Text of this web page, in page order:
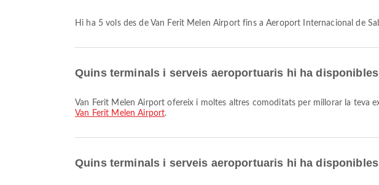
Hi ha 5 vols des de Van Ferit Melen Airport fins a Aeroport Internacional de
Quins terminals i serveis aeroportuaris hi ha
Van Ferit Melen Airport ofereix i moltes altres comoditats per millorar la teva
Van Ferit Melen Airport.
Quins terminals i serveis aeroportuaris hi ha